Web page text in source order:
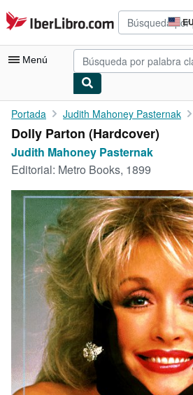
Pasar al contenido principal
IberLibro.com
de
Menú
Mi cuenta
Consultar mis pedidos
Búsqueda avanzada
Libros antiguos
Arte y coleccionismo
Vendedores
Comenzar a vender
CERRAR
Portada Judith Mahoney Pasternak
Dolly Parton (Hardcover)
Judith Mahoney Pasternak
Editorial: Metro Books, 1899